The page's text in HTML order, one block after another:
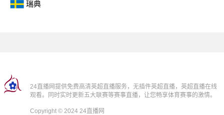
瑞典
24直播网提供免费高清英超直播服务，无插件英超直播，英超直播在线
观看。同时实时更新五大联赛等赛事直播，让您畅享体育赛事的激情。
Copyright © 2024 24直播网